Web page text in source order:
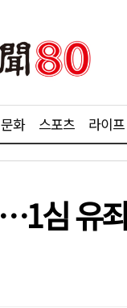
문화 스포츠 라이프
심 유